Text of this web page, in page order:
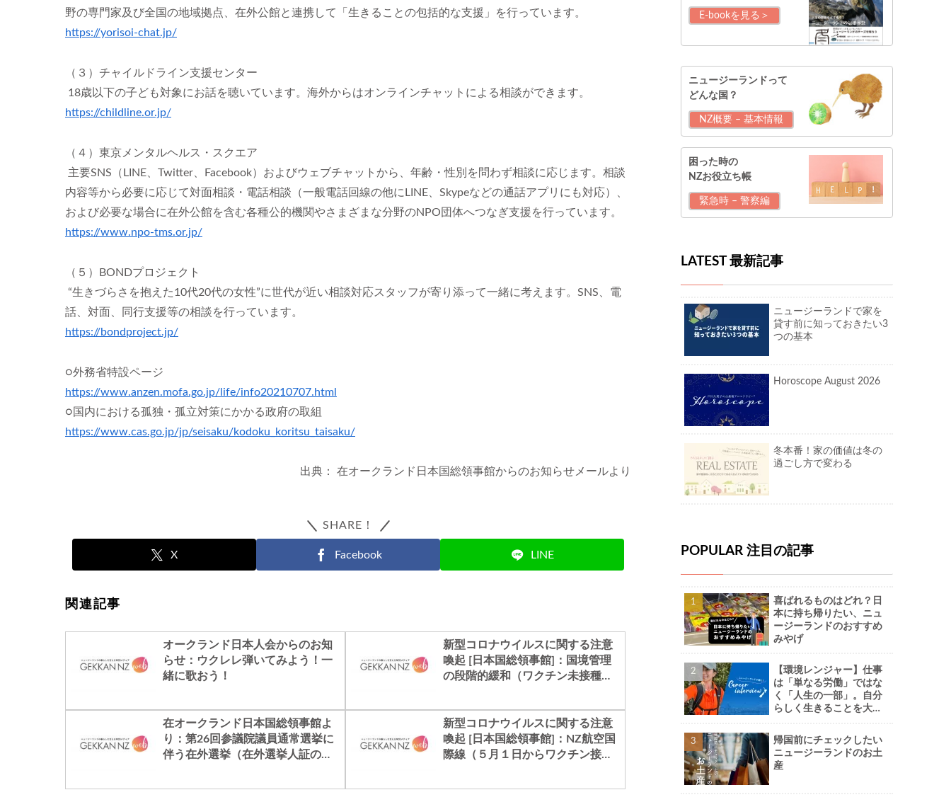
野の専門家及び全国の地域拠点、在外公館と連携して「生きることの包括的な支援」を行っています。
https://yorisoi-chat.jp/
（３）チャイルドライン支援センター
18歳以下の子ども対象にお話を聴いています。海外からはオンラインチャットによる相談ができます。
https://childline.or.jp/
（４）東京メンタルヘルス・スクエア
主要SNS（LINE、Twitter、Facebook）およびウェブチャットから、年齢・性別を問わず相談に応じます。相談
内容等から必要に応じて対面相談・電話相談（一般電話回線の他にLINE、Skypeなどの通話アプリにも対応）、
および必要な場合に在外公館を含む各種公的機関やさまざまな分野のNPO団体へつなぎ支援を行っています。
https://www.npo-tms.or.jp/
（５）BONDプロジェクト
“生きづらさを抱えた10代20代の女性”に世代が近い相談対応スタッフが寄り添って一緒に考えます。SNS、電
話、対面、同行支援等の相談を行っています。
https://bondproject.jp/
○外務省特設ページ
https://www.anzen.mofa.go.jp/life/info20210707.html
○国内における孤独・孤立対策にかかる政府の取組
https://www.cas.go.jp/jp/seisaku/kodoku_koritsu_taisaku/
出典： 在オークランド日本国総領事館からのお知らせメールより
SHARE！
X Facebook LINE
関連記事
オークランド日本人会からのお知
らせ：ウクレレ弾いてみよう！一
緒に歌おう！
新型コロナウイルスに関する注意
喚起 [日本国総領事館]：国境管理
の段階的緩和（ワクチン未接種の
在オークランド日本国総領事館よ
り：第26回参議院議員通常選挙に
伴う在外選挙（在外選挙人証の無
ださい）
新型コロナウイルスに関する注意
喚起 [日本国総領事館]：NZ航空国
際線（５月１日からワクチン接種
E-bookを見る＞
ニュージーランドって
どんな国？
NZ概要 – 基本情報
困った時の
NZお役立ち帳
緊急時 – 警察編
LATEST 最新記事
ニュージーランドで家を
貸す前に知っておきたい3
つの基本
Horoscope August 2026
冬本番！家の価値は冬の
過ごし方で変わる
POPULAR 注目の記事
喜ばれるものはどれ？日
本に持ち帰りたい、ニュ
ージーランドのおすすめ
みやげ
【環境レンジャー】仕事
は「単なる労働」ではな
く「人生の一部」。自分
らしく生きることを大切
帰国前にチェックしたい
ニュージーランドのお土
産